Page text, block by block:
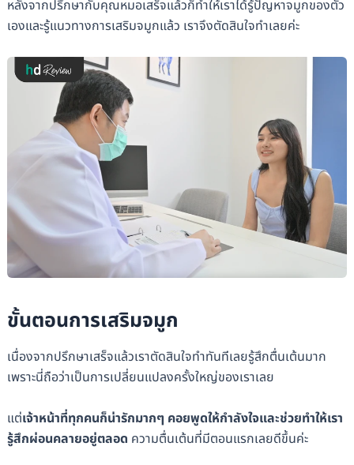
หลังจากปรึกษากับคุณหมอเสร็จแล้วก็ทำให้เราได้รู้ปัญหาจมูกของตัว
เองและรู้แนวทางการเสริมจมูกแล้ว เราจึงตัดสินใจทำเลยค่ะ
ขั้นตอนการเสริมจมูก
เนื่องจากปรึกษาเสร็จแล้วเราตัดสินใจทำทันทีเลยรู้สึกตื่นเต้นมาก
เพราะนี่ถือว่าเป็นการเปลี่ยนแปลงครั้งใหญ่ของเราเลย
แต่เจ้าหน้าที่ทุกคนก็น่ารักมากๆ คอยพูดให้กำลังใจและช่วยทำให้เรา
รู้สึกผ่อนคลายอยู่ตลอด ความตื่นเต้นที่มีตอนแรกเลยดีขึ้นค่ะ